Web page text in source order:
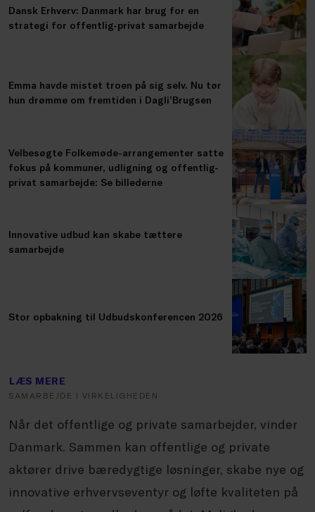
Dansk Erhverv: Danmark har brug for en
strategi for offentlig-privat samarbejde
Emma havde mistet troen på sig selv. Nu tør
hun drømme om fremtiden i Dagli’Brugsen
Velbesøgte Folkemøde-arrangementer satte
fokus på kommuner, udligning og offentlig-
privat samarbejde: Se billederne
Innovative udbud kan skabe tættere
samarbejde
Stor opbakning til Udbudskonferencen 2026
LÆS MERE
SAMARBEJDE I VIRKELIGHEDEN
Når det offentlige og private samarbejder, vinder
Danmark. Sammen kan offentlige og private
aktører drive bæredygtige løsninger, skabe nye og
innovative erhvervseventyr og løfte kvaliteten på